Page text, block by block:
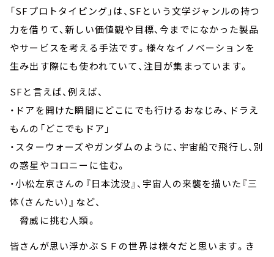
「SFプロトタイピング」は、SFという文学ジャンルの持つ
力を借りて、新しい価値観や目標、今までになかった製品
やサービスを考える手法です。様々なイノベーションを
生み出す際にも使われていて、注目が集まっています。
SFと言えば、例えば、
・ドアを開けた瞬間にどこにでも行けるおなじみ、ドラえ
もんの「どこでもドア」
・スターウォーズやガンダムのように、宇宙船で飛行し、別
の惑星やコロニーに住む。
・小松左京さんの『日本沈没』、宇宙人の来襲を描いた『三
体（さんたい）』など、
脅威に挑む人類。
皆さんが思い浮かぶＳＦの世界は様々だと思います。き